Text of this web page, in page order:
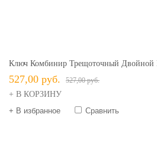
Ключ Комбинир Трещоточный
527,00 руб. 527,00 руб.
+ В КОРЗИНУ
+ В избранное
Сравнить